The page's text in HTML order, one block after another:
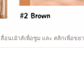
ลื่อนเม้าส์เพื่อซูม และ คลิกเพื่อขย